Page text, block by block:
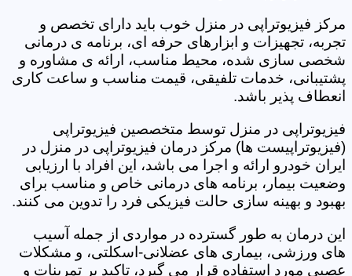
مرکز فیزیوتراپی در منزل خوب باید دارای تخصص و
تجربه، تجهیزات و ابزارهای حرفه ای، برنامه ی درمانی
شخصی سازی شده، محیط مناسب، ارائه ی مشاوره و
پشتیبانی، خدمات تلفیقی، قیمت مناسب و ساعت کاری
انعطاف پذیر باشد.
فیزیوتراپی در منزل توسط متخصصین فیزیوتراپی
(فیزیوتراپیست ها) مرکز درمان فیزیوتراپی در منزل در
ایران خودرو ارائه و اجرا می باشد، این افراد با ارزیابی
وضعیت بیمار، برنامه های درمانی خاص و مناسب برای
بهبود و بهینه سازی حالت فیزیکی فرد را تدوین می کنند.
این درمان به طور گسترده در مواردی از جمله آسیب
های ورزشی، بیماری های عضلانی-اسکلتی، و مشکلات
عصبی مورد استفاده قرار می گیرد، تاکید بر تمرینات و